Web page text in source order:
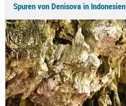
Spuren von Denisova in Indonesien